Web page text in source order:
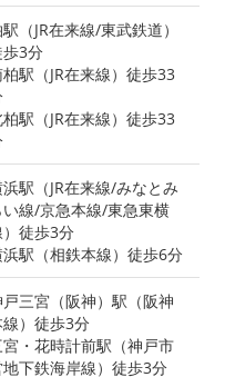
（JR在来線/東武鉄道）
3分
駅（JR在来線）徒歩33
駅（JR在来線）徒歩33
駅（JR在来線/みなとみ
い線/京急本線/東急東横
徒歩3分
駅（相鉄本線）徒歩6分
三宮（阪神）駅（阪神
）徒歩3分
・花時計前駅（神戸市
下鉄海岸線）徒歩3分